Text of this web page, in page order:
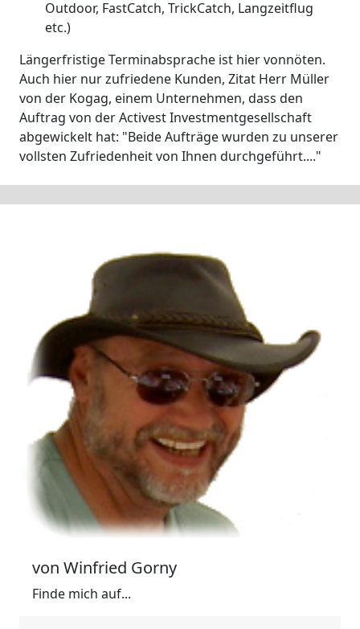
Outdoor, FastCatch, TrickCatch, Langzeitflug
etc.)
Längerfristige Terminabsprache ist hier vonnöten.
Auch hier nur zufriedene Kunden, Zitat Herr Müller
von der Kogag, einem Unternehmen, dass den
Auftrag von der Activest Investmentgesellschaft
abgewickelt hat: "Beide Aufträge wurden zu unserer
vollsten Zufriedenheit von Ihnen durchgeführt...."
von Winfried Gorny
Finde mich auf...